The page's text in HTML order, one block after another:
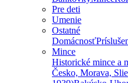
Pre deti
Umenie
Ostatné
Domácnosť
Mince
Historické mince a
Česko, Morava,